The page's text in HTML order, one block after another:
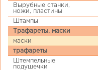
Вырубные станки,
ножи, пластины
Штампы
Трафареты, маски
маски
трафареты
Штемпельные
подушечки